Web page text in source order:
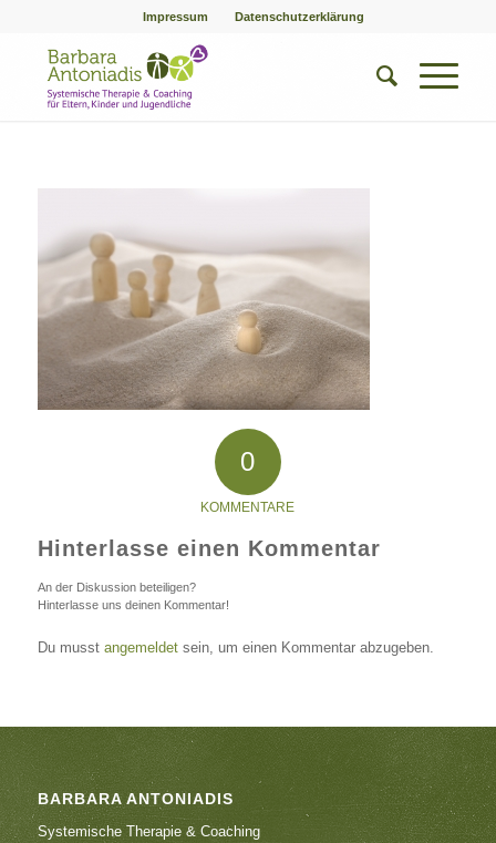
Impressum Datenschutzerklärung
0
KOMMENTARE
Hinterlasse einen Kommentar
An der Diskussion beteiligen?
Hinterlasse uns deinen Kommentar!
Du musst angemeldetsein, um einen Kommentar abzugeben.
BARBARA ANTONIADIS
Systemische Therapie & Coaching